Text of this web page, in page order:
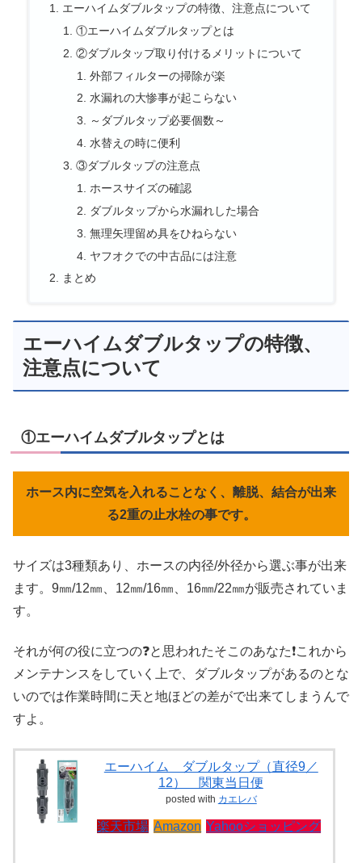
エーハイムダブルタップの特徴、注意点について
①エーハイムダブルタップとは
②ダブルタップ取り付けるメリットについて
外部フィルターの掃除が楽
水漏れの大惨事が起こらない
～ダブルタップ必要個数～
水替えの時に便利
③ダブルタップの注意点
ホースサイズの確認
ダブルタップから水漏れした場合
無理矢理留め具をひねらない
ヤフオクでの中古品には注意
まとめ
エーハイムダブルタップの特徴、
注意点について
①エーハイムダブルタップとは
ホース内に空気を入れることなく、離脱、結合が出来
る2重の止水栓の事です。
サイズは3種類あり、ホースの内径/外径から選ぶ事が出来
ます。9㎜/12㎜、12㎜/16㎜、16㎜/22㎜が販売されていま
す。
それが何の役に立つの❓と思われたそこのあなた❗これから
メンテナンスをしていく上で、ダブルタップがあるのとな
いのでは作業時間に天と地ほどの差がで出来てしまうんで
すよ。
エーハイム ダブルタップ（直径9／
12） 関東当日便
posted with カエレバ
楽天市場 Amazon Yahooショッピング